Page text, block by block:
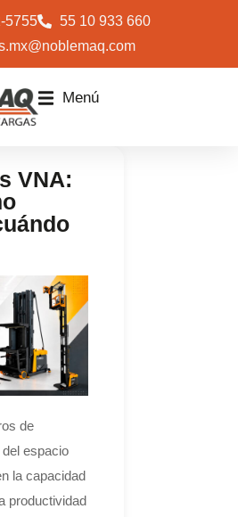
5755
55 10 933 660
Menú
VNA:
de
espacio
la capacidad
productividad